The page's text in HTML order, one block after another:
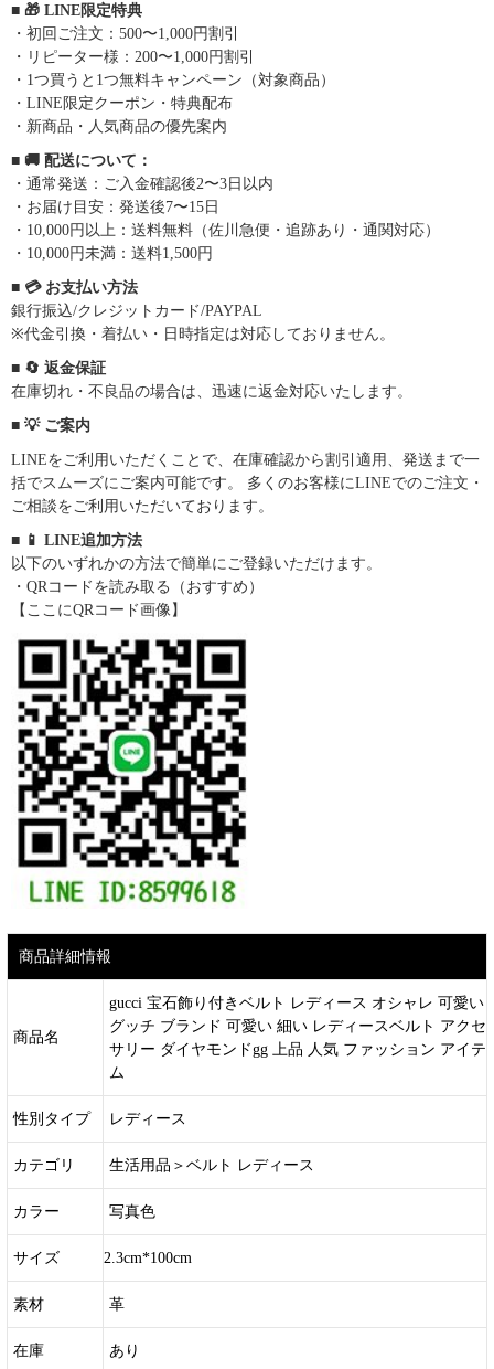
■ 🎁 LINE限定特典
・初回ご注文：500〜1,000円割引
・リピーター様：200〜1,000円割引
・1つ買うと1つ無料キャンペーン（対象商品）
・LINE限定クーポン・特典配布
・新商品・人気商品の優先案内
■ 🚚 配送について：
・通常発送：ご入金確認後2〜3日以内
・お届け目安：発送後7〜15日
・10,000円以上：送料無料（佐川急便・追跡あり・通関対応）
・10,000円未満：送料1,500円
■ 💳 お支払い方法
銀行振込/クレジットカード/PAYPAL
※代金引換・着払い・日時指定は対応しておりません。
■ 🔄 返金保証
在庫切れ・不良品の場合は、迅速に返金対応いたします。
■ 💡 ご案内
LINEをご利用いただくことで、在庫確認から割引適用、発送まで一
括でスムーズにご案内可能です。 多くのお客様にLINEでのご注文・
ご相談をご利用いただいております。
■ 📱 LINE追加方法
以下のいずれかの方法で簡単にご登録いただけます。
・QRコードを読み取る（おすすめ）
【ここにQRコード画像】
商品詳細情報
商品名
gucci 宝石飾り付きベルト レディース オシャレ 可愛い
グッチ ブランド 可愛い 細い レディースベルト アクセ
サリー ダイヤモンドgg 上品 人気 ファッション アイテ
ム
性別タイプ レディース
カテゴリ 生活用品＞ベルト レディース
カラー 写真色
サイズ 2.3cm*100cm
素材 革
在庫 あり